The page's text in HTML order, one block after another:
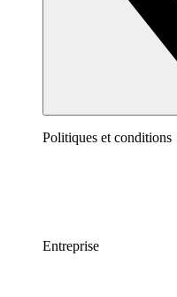
Politiques et conditions
Entreprise